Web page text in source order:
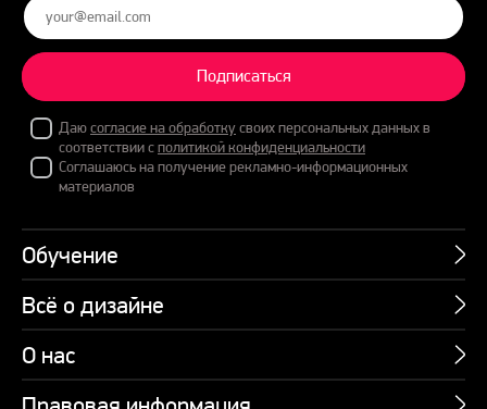
Подписаться
Даюсогласие на обработкусвоих персональных данных в
соответствии сполитикой конфиденциальности
Соглашаюсь на получение рекламно-информационных
материалов
Обучение
Курсы
Пакетные предложения
Профессии
Всё о дизайне
Учебник по презентациям
Банк слайдов
О нас